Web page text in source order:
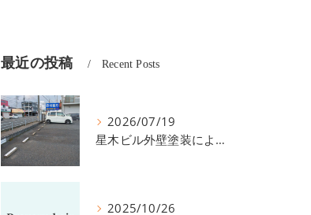
最近の投稿 Recent Posts
2026/07/19
星木ビル外壁塗装による、駐車場の件につきまして。
2025/10/26